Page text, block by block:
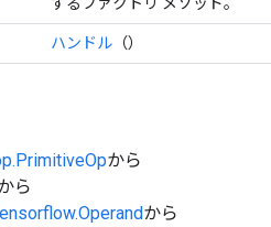
ハンドル （）
から
ら
から